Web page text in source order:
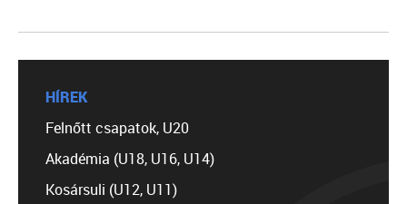
HÍREK
Felnőtt csapatok, U20
Akadémia (U18, U16, U14)
Kosársuli (U12, U11)